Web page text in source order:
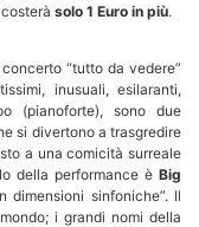
solo 1 Euro in più.
“tutto da vedere”
inusuali, esilaranti,
(pianoforte), sono due
si divertono a trasgredire
a una comicità surreale
della performance è Big
dimensioni sinfoniche”. Il
i grandi nomi della